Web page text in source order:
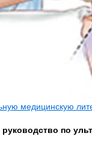
медицинскую
руководство по